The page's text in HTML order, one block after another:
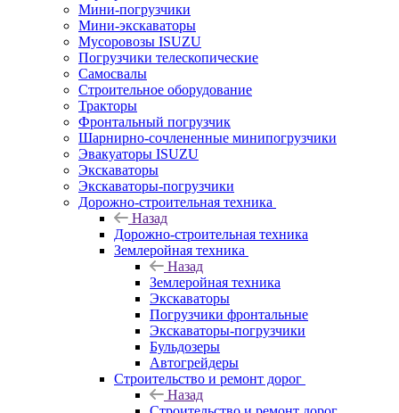
Мини-погрузчики
Мини-экскаваторы
Мусоровозы ISUZU
Погрузчики телескопические
Самосвалы
Строительное оборудование
Тракторы
Фронтальный погрузчик
Шарнирно-сочлененные минипогрузчики
Эвакуаторы ISUZU
Экскаваторы
Экскаваторы-погрузчики
Дорожно-строительная техника
Назад
Дорожно-строительная техника
Землеройная техника
Назад
Землеройная техника
Экскаваторы
Погрузчики фронтальные
Экскаваторы-погрузчики
Бульдозеры
Автогрейдеры
Строительство и ремонт дорог
Назад